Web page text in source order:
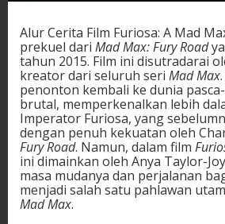
Alur Cerita Film Furiosa: A Mad
prekuel dari Mad Max: Fury Road
tahun 2015. Film ini disutradarai
kreator dari seluruh seri Mad Max
penonton kembali ke dunia
brutal, memperkenalkan lebih
Imperator Furiosa, yang
dengan penuh kekuatan oleh
Fury Road. Namun, dalam film
ini dimainkan oleh Anya Taylor-
masa mudanya dan perjalanan
menjadi salah satu pahlawan
Mad Max.